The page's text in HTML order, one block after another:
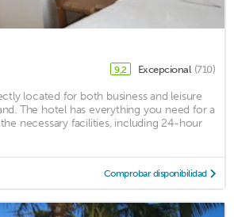
9,2 Excepcional (710)
located for both business and leisure
The hotel has everything you need for a
necessary facilities, including 24-hour
Comprobar disponibilidad